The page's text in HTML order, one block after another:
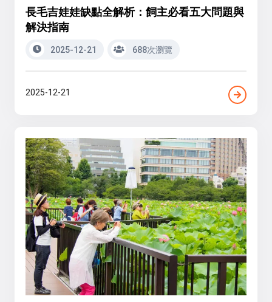
長毛吉娃娃缺點全解析：飼主必看五大問題與
解決指南
2025-12-21 688次瀏覽
2025-12-21